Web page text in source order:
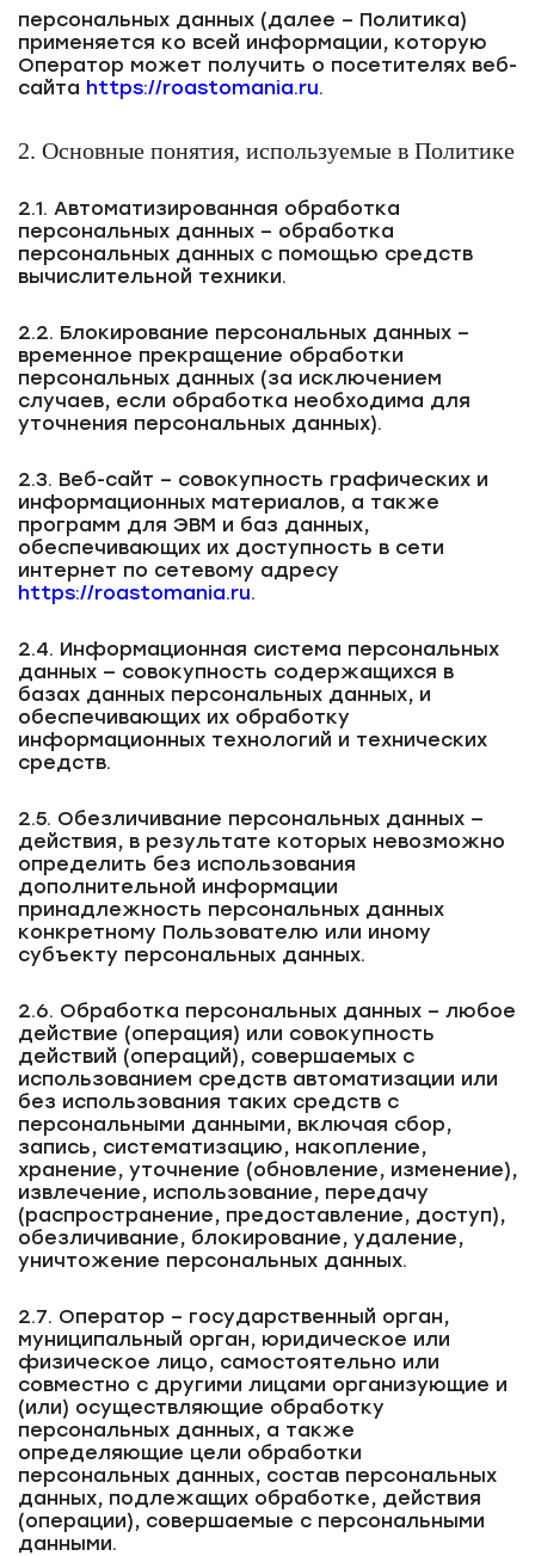
персональных данных (далее – Политика)
применяется ко всей информации, которую
Оператор может получить о посетителях веб-
сайта https://roastomania.ru.
2. Основные понятия, используемые в Политике
2.1. Автоматизированная обработка
персональных данных – обработка
персональных данных с помощью средств
вычислительной техники.
2.2. Блокирование персональных данных –
временное прекращение обработки
персональных данных (за исключением
случаев, если обработка необходима для
уточнения персональных данных).
2.3. Веб-сайт – совокупность графических и
информационных материалов, а также
программ для ЭВМ и баз данных,
обеспечивающих их доступность в сети
интернет по сетевому адресу
https://roastomania.ru.
2.4. Информационная система персональных
данных — совокупность содержащихся в
базах данных персональных данных, и
обеспечивающих их обработку
информационных технологий и технических
средств.
2.5. Обезличивание персональных данных —
действия, в результате которых невозможно
определить без использования
дополнительной информации
принадлежность персональных данных
конкретному Пользователю или иному
субъекту персональных данных.
2.6. Обработка персональных данных – любое
действие (операция) или совокупность
действий (операций), совершаемых с
использованием средств автоматизации или
без использования таких средств с
персональными данными, включая сбор,
запись, систематизацию, накопление,
хранение, уточнение (обновление, изменение),
извлечение, использование, передачу
(распространение, предоставление, доступ),
обезличивание, блокирование, удаление,
уничтожение персональных данных.
2.7. Оператор – государственный орган,
муниципальный орган, юридическое или
физическое лицо, самостоятельно или
совместно с другими лицами организующие и
(или) осуществляющие обработку
персональных данных, а также
определяющие цели обработки
персональных данных, состав персональных
данных, подлежащих обработке, действия
(операции), совершаемые с персональными
данными.